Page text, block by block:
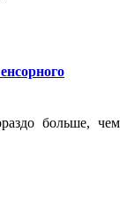
больше, чем